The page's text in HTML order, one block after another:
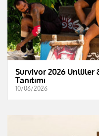
Survivor 2026 Ünlüler
Tanıtımı
10/06/2026